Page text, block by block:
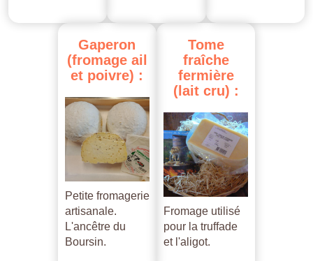
Gaperon
(fromage ail
et poivre) :
Petite fromagerie
artisanale.
L'ancêtre du
Boursin.
Tome
fraîche
fermière
(lait cru) :
Fromage utilisé
pour la truffade
et l'aligot.